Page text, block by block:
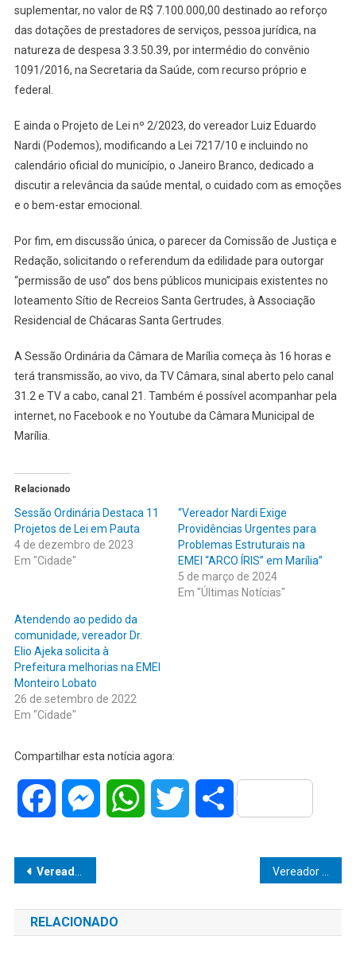
suplementar, no valor de R$ 7.100.000,00 destinado ao reforço
das dotações de prestadores de serviços, pessoa jurídica, na
natureza de despesa 3.3.50.39, por intermédio do convênio
1091/2016, na Secretaria da Saúde, com recurso próprio e
federal.
E ainda o Projeto de Lei nº 2/2023, do vereador Luiz Eduardo
Nardi (Podemos), modificando a Lei 7217/10 e incluindo no
calendário oficial do município, o Janeiro Branco, dedicado a
discutir a relevância da saúde mental, o cuidado com as emoções
e o bem-estar emocional.
Por fim, em discussão única, o parecer da Comissão de Justiça e
Redação, solicitando o referendum da edilidade para outorgar
“permissão de uso” dos bens públicos municipais existentes no
loteamento Sítio de Recreios Santa Gertrudes, à Associação
Residencial de Chácaras Santa Gertrudes.
A Sessão Ordinária da Câmara de Marília começa às 16 horas e
terá transmissão, ao vivo, da TV Câmara, sinal aberto pelo canal
31.2 e TV a cabo, canal 21. Também é possível acompanhar pela
internet, no Facebook e no Youtube da Câmara Municipal de
Marília.
Relacionado
Sessão Ordinária Destaca 11
Projetos de Lei em Pauta
4 de dezembro de 2023
Em "Cidade"
“Vereador Nardi Exige
Providências Urgentes para
Problemas Estruturais na
EMEI “ARCO ÍRIS” em Marília”
5 de março de 2024
Em "Últimas Notícias"
Atendendo ao pedido da
comunidade, vereador Dr.
Elio Ajeka solicita à
Prefeitura melhorias na EMEI
Monteiro Lobato
26 de setembro de 2022
Em "Cidade"
Compartilhar esta notícia agora:
Facebook MessengerWhatsAppTwitter Share
Navegação
de
Post
Vereador Dr. Elio Ajeka pede à Prefeitura informações sobre as ações de controle à dengue
RELACIONADO